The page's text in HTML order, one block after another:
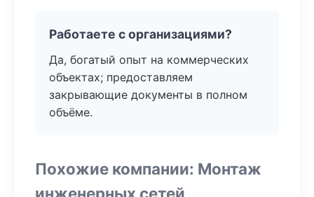
Работаете с организациями?
Да, богатый опыт на коммерческих
объектах; предоставляем
закрывающие документы в полном
объёме.
Похожие компании: Монтаж
инженерных сетей